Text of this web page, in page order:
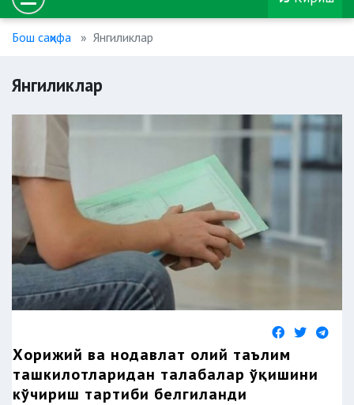
Бош саҳифа Янгиликлар
Янгиликлар
Хорижий ва нодавлат олий таълим
ташкилотларидан талабалар ўқишини
кўчириш тартиби белгиланди